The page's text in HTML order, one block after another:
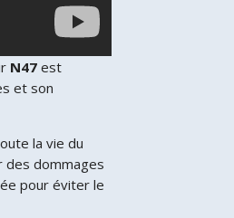
N47 est
et son
la vie du
des dommages
pour éviter le